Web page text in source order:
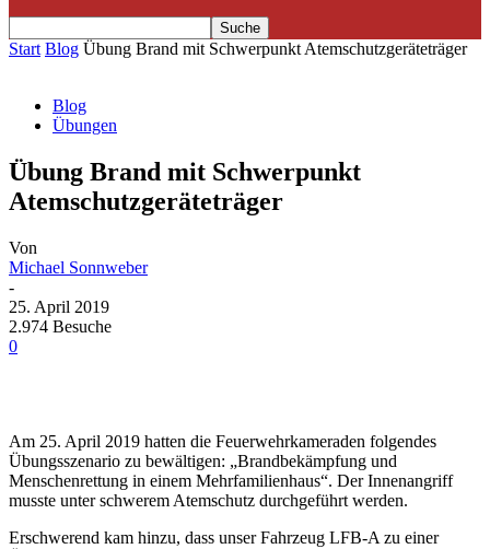
Start Blog Übung Brand mit Schwerpunkt Atemschutzgeräteträger
Blog
Übungen
Übung Brand mit Schwerpunkt
Atemschutzgeräteträger
Von
Michael Sonnweber
-
25. April 2019
2.974 Besuche
0
Am 25. April 2019 hatten die Feuerwehrkameraden folgendes
Übungsszenario zu bewältigen: „Brandbekämpfung und
Menschenrettung in einem Mehrfamilienhaus“. Der Innenangriff
musste unter schwerem Atemschutz durchgeführt werden.
Erschwerend kam hinzu, dass unser Fahrzeug LFB-A zu einer